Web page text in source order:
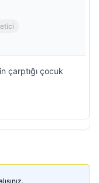
çarptığı çocuk